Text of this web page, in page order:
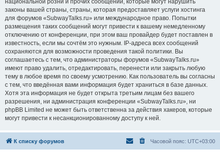
национальной розни и прочих сообщений, которые могут нарушить
законы вашей страны, страны, которая предоставляет услуги хостинга
для форумов «SubwayTalks.ru» или международное право. Попытки
размещения таких сообщений могут привести к вашему немедленному
отключению от конференции, при этом ваш провайдер будет поставлен в
известность, если мы сочтём это нужным. IP-адреса всех сообщений
сохраняются для возможности проведения такой политики. Вы
соглашаетесь с тем, что администраторы форумов «SubwayTalks.ru»
имеют право удалить, отредактировать, перенести или закрыть любую
тему в любое время по своему усмотрению. Как пользователь вы согласны
с тем, что введённая вами информация будет храниться в базе данных.
Хотя эта информация не будет открыта третьим лицам без вашего
разрешения, ни администрация конференции «SubwayTalks.ru», ни
phpBB Limited не может быть ответственна за действия хакеров, которые
могут привести к несанкционированному доступу к ней.
К списку форумов Часовой пояс: UTC+03:00